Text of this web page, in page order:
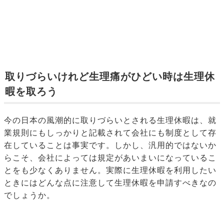
取りづらいけれど生理痛がひどい時は生理休
暇を取ろう
今の日本の風潮的に取りづらいとされる生理休暇は、就
業規則にもしっかりと記載されて会社にも制度として存
在していることは事実です。しかし、汎用的ではないか
らこそ、会社によっては規定があいまいになっているこ
とをも少なくありません。実際に生理休暇を利用したい
ときにはどんな点に注意して生理休暇を申請すべきなの
でしょうか。